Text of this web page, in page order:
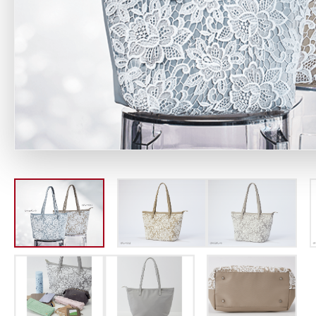
定期お届けサ
スキンケア人気ライン
ドレススノー